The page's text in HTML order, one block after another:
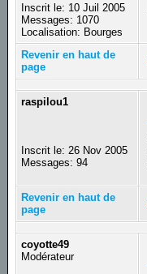
Inscrit le: 10 Juil 2005
Messages: 1070
Localisation: Bourges
Revenir en haut de
page
raspilou1
Inscrit le: 26 Nov 2005
Messages: 94
Revenir en haut de
page
coyotte49
Modérateur